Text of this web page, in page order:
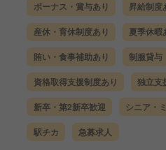
ボーナス・賞与あり 昇給制度
産休・育休制度あり 夏季休暇
賄い・食事補助あり 制服貸与
資格取得支援制度あり 独立支
新卒・第2新卒歓迎 シニア・
駅チカ 急募求人